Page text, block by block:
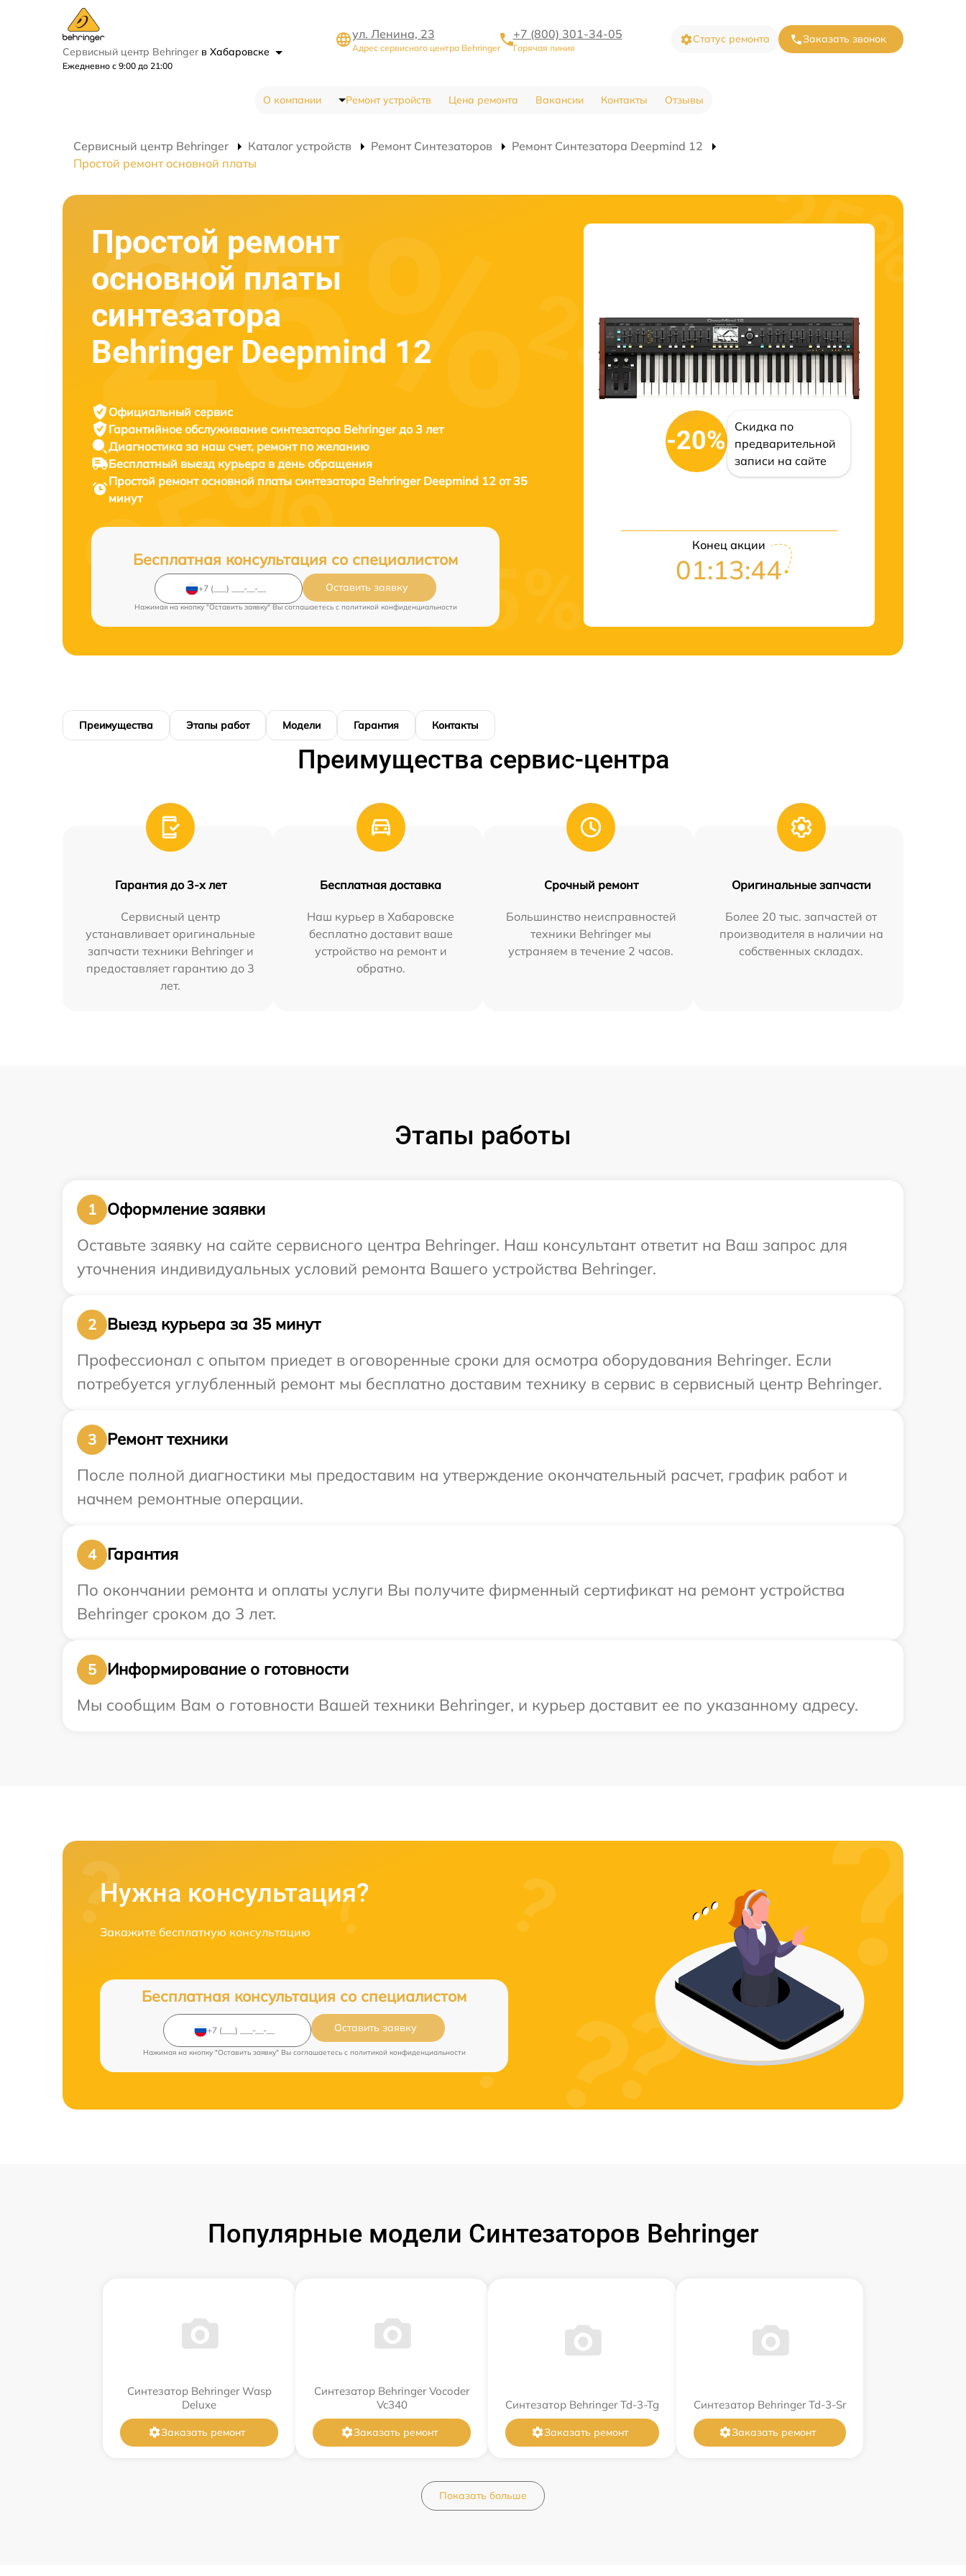
Сервисный центр Behringer в Хабаровске
Ежедневно с 9:00 до 21:00
ул. Ленина, 23
Адрес сервисного центра Behringer
+7 (800) 301-34-05
Горячая линия
Статус ремонта Заказать звонок
О компании Ремонт устройств Цена ремонта Вакансии Контакты Отзывы
Сервисный центр Behringer Каталог устройств Ремонт Синтезаторов
Ремонт Синтезатора Deepmind 12
Простой ремонт основной платы
Простой ремонт
основной платы
синтезатора
Behringer Deepmind 12
Официальный сервис
Гарантийное обслуживание синтезатора Behringer до 3 лет
Диагностика за наш счет, ремонт по желанию
Бесплатный выезд курьера в день обращения
Простой ремонт основной платы синтезатора Behringer Deepmind 12 от 35
минут
Бесплатная консультация со специалистом
Оставить заявку
Нажимая на кнопку "Оставить заявку" Вы соглашаетесь c политикой конфиденциальности
-20%
Скидка по
предварительной
записи на сайте
Конец акции
01:13:43
Преимущества Этапы работ Модели Гарантия Контакты
Преимущества сервис-центра
Гарантия до 3-х лет
Сервисный центр
устанавливает оригинальные
запчасти техники Behringer и
предоставляет гарантию до 3
лет.
Бесплатная доставка
Наш курьер в Хабаровске
бесплатно доставит ваше
устройство на ремонт и
обратно.
Срочный ремонт
Большинство неисправностей
техники Behringer мы
устраняем в течение 2 часов.
Оригинальные запчасти
Более 20 тыс. запчастей от
производителя в наличии на
собственных складах.
Этапы работы
1
Оформление заявки
Оставьте заявку на сайте сервисного центра Behringer. Наш консультант ответит на Ваш запрос для
уточнения индивидуальных условий ремонта Вашего устройства Behringer.
2
Выезд курьера за 35 минут
Профессионал с опытом приедет в оговоренные сроки для осмотра оборудования Behringer. Если
потребуется углубленный ремонт мы бесплатно доставим технику в сервис в сервисный центр Behringer.
3
Ремонт техники
После полной диагностики мы предоставим на утверждение окончательный расчет, график работ и
начнем ремонтные операции.
4
Гарантия
По окончании ремонта и оплаты услуги Вы получите фирменный сертификат на ремонт устройства
Behringer сроком до 3 лет.
5
Информирование о готовности
Мы сообщим Вам о готовности Вашей техники Behringer, и курьер доставит ее по указанному адресу.
Нужна консультация?
Закажите бесплатную консультацию
Бесплатная консультация со специалистом
Оставить заявку
Нажимая на кнопку "Оставить заявку" Вы соглашаетесь c политикой конфиденциальности
Популярные модели Синтезаторов Behringer
Синтезатор Behringer Wasp
Deluxe
Заказать ремонт
Синтезатор Behringer Vocoder
Vc340
Заказать ремонт
Синтезатор Behringer Td-3-Tg
Заказать ремонт
Синтезатор Behringer Td-3-Sr
Заказать ремонт
Показать больше